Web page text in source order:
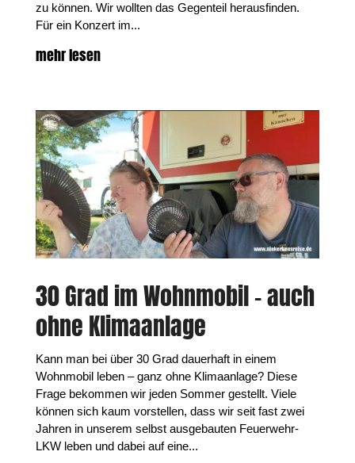
zu können. Wir wollten das Gegenteil herausfinden.
Für ein Konzert im...
mehr lesen
30 Grad im Wohnmobil – auch
ohne Klimaanlage
Kann man bei über 30 Grad dauerhaft in einem
Wohnmobil leben – ganz ohne Klimaanlage? Diese
Frage bekommen wir jeden Sommer gestellt. Viele
können sich kaum vorstellen, dass wir seit fast zwei
Jahren in unserem selbst ausgebauten Feuerwehr-
LKW leben und dabei auf eine...